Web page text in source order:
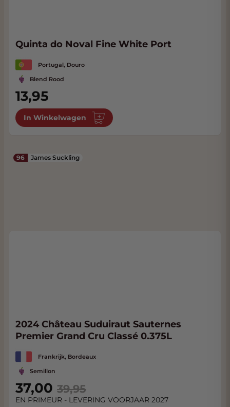
Quinta do Noval Fine White Port
Portugal, Douro
Blend Rood
13,95
In Winkelwagen
96 James Suckling
2024 Château Suduiraut Sauternes
Premier Grand Cru Classé 0.375L
Frankrijk, Bordeaux
Semillon
Special Price
37,00 39,95
EN PRIMEUR - LEVERING VOORJAAR 2027